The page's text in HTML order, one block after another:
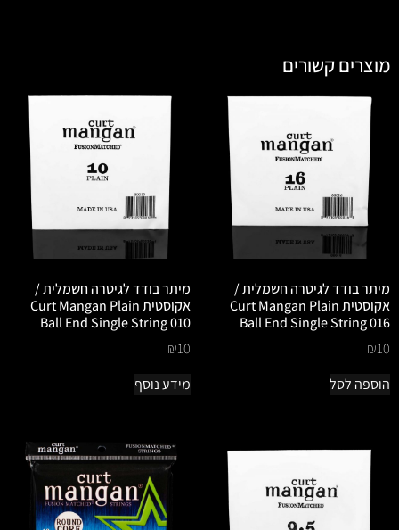
מוצרים קשורים
מיתר בודד לגיטרה חשמלית /
אקוסטית Curt Mangan Plain
Ball End Single String 016
₪10
הוספה לסל
מיתר בודד לגיטרה חשמלית /
אקוסטית Curt Mangan Plain
Ball End Single String 010
₪10
מידע נוסף